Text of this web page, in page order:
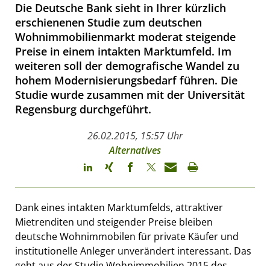
Die Deutsche Bank sieht in Ihrer kürzlich
erschienenen Studie zum deutschen
Wohnimmobilienmarkt moderat steigende
Preise in einem intakten Marktumfeld. Im
weiteren soll der demografische Wandel zu
hohem Modernisierungsbedarf führen. Die
Studie wurde zusammen mit der Universität
Regensburg durchgeführt.
26.02.2015, 15:57 Uhr
Alternatives
Dank eines intakten Marktumfelds, attraktiver
Mietrenditen und steigender Preise bleiben
deutsche Wohnimmobilen für private Käufer und
institutionelle Anleger unverändert interessant. Das